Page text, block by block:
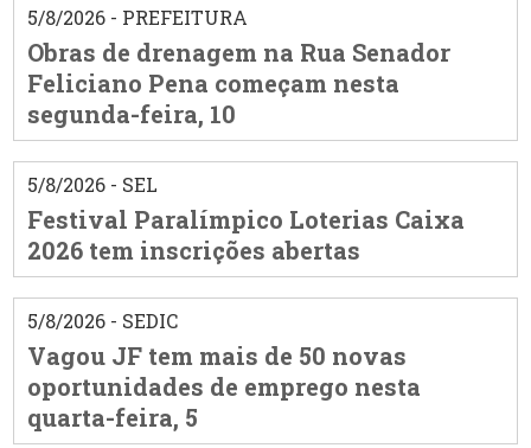
5/8/2026 - PREFEITURA
Obras de drenagem na Rua Senador
Feliciano Pena começam nesta
segunda-feira, 10
5/8/2026 - SEL
Festival Paralímpico Loterias Caixa
2026 tem inscrições abertas
5/8/2026 - SEDIC
Vagou JF tem mais de 50 novas
oportunidades de emprego nesta
quarta-feira, 5